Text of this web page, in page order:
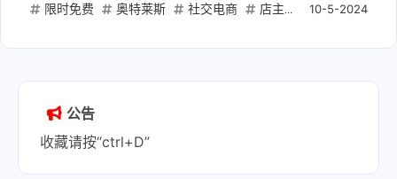
10-5-2024
限时免费 奥特莱斯 社交电商 店主注册 去中心化模
公告
收藏请按“ctrl+D”